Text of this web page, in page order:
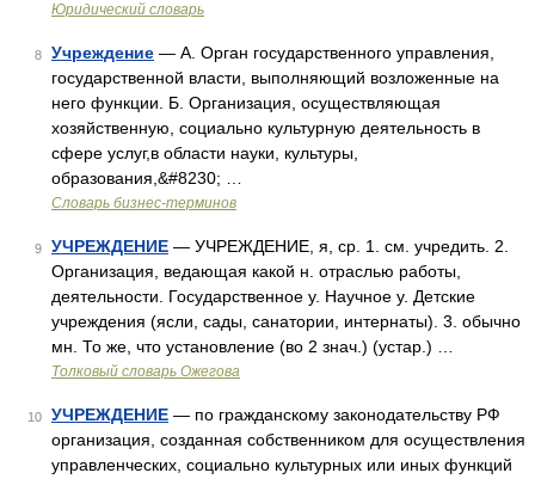
Юридический словарь
8 Учреждение — А. Орган государственного управления,
государственной власти, выполняющий возложенные на
него функции. Б. Организация, осуществляющая
хозяйственную, социально культурную деятельность в
сфере услуг,в области науки, культуры,
образования,&#8230; …
Словарь бизнес-терминов
9 УЧРЕЖДЕНИЕ — УЧРЕЖДЕНИЕ, я, ср. 1. см. учредить. 2.
Организация, ведающая какой н. отраслью работы,
деятельности. Государственное у. Научное у. Детские
учреждения (ясли, сады, санатории, интернаты). 3. обычно
мн. То же, что установление (во 2 знач.) (устар.) …
Толковый словарь Ожегова
10 УЧРЕЖДЕНИЕ — по гражданскому законодательству РФ
организация, созданная собственником для осуществления
управленческих, социально культурных или иных функций